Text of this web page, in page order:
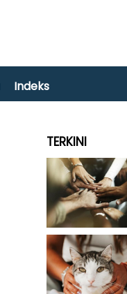
Indeks
TERKINI